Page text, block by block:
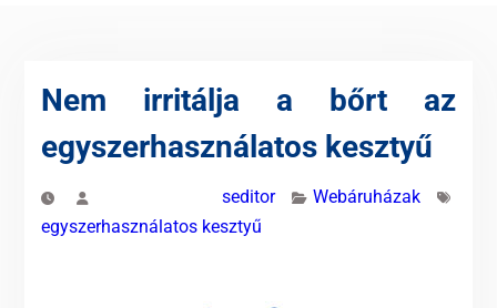
Nem irritálja a bőrt az
egyszerhasználatos kesztyű
seditor
Webáruházak
egyszerhasználatos kesztyű